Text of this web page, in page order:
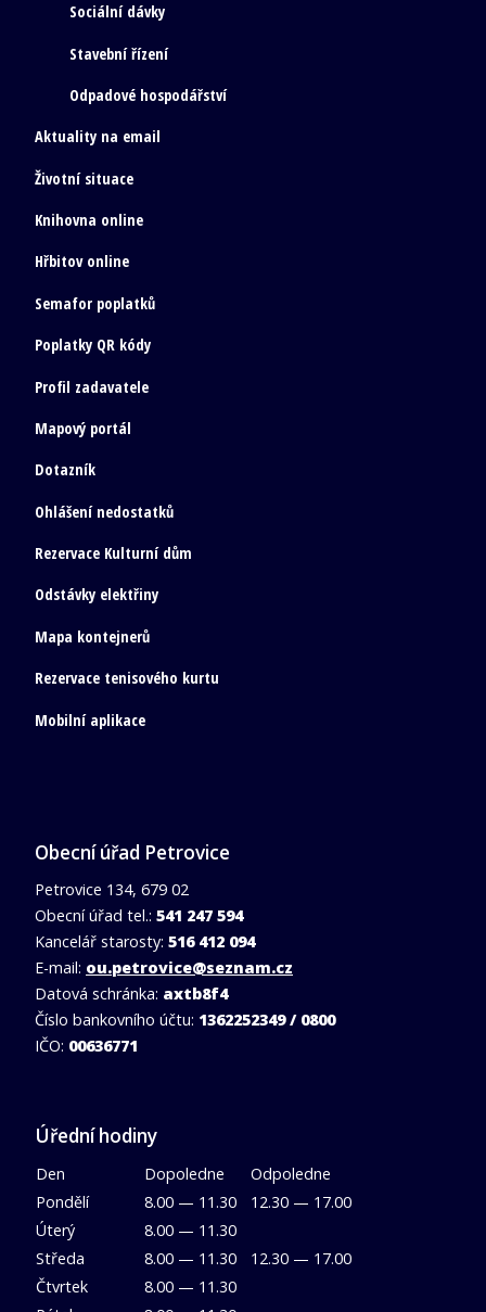
Sociální dávky
Stavební řízení
Odpadové hospodářství
Aktuality na email
Životní situace
Knihovna online
Hřbitov online
Semafor poplatků
Poplatky QR kódy
Profil zadavatele
Mapový portál
Dotazník
Ohlášení nedostatků
Rezervace Kulturní dům
Odstávky elektřiny
Mapa kontejnerů
Rezervace tenisového kurtu
Mobilní aplikace
Obecní úřad Petrovice
Petrovice 134, 679 02
Obecní úřad tel.: 541 247 594
Kancelář starosty: 516 412 094
E-mail: ou.petrovice@seznam.cz
Datová schránka: axtb8f4
Číslo bankovního účtu: 1362252349 / 0800
IČO: 00636771
Úřední hodiny
Den Dopoledne
Odpoledne
Pondělí
8.00 — 11.30
12.30 — 17.00
Úterý
8.00 — 11.30
Středa
8.00 — 11.30
12.30 — 17.00
Čtvrtek
8.00 — 11.30